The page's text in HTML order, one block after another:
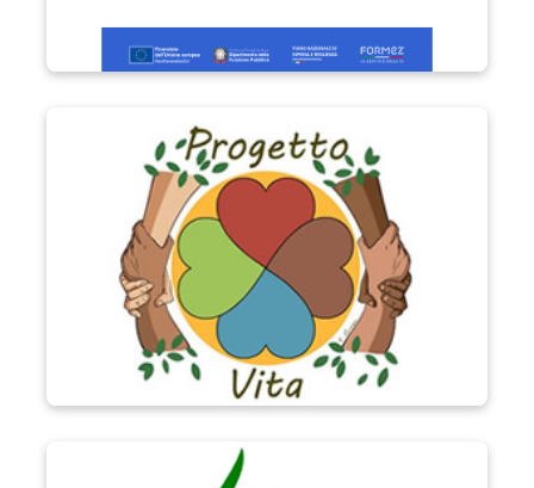
Progetto Cuore Generoso